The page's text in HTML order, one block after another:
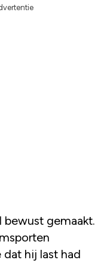
bewust gemaakt.
hij last had